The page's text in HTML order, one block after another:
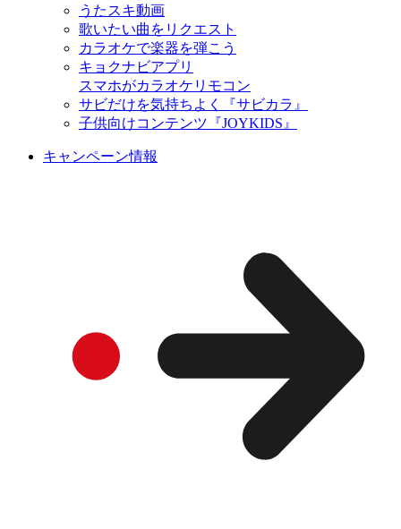
うたスキ動画
歌いたい曲をリクエスト
カラオケで楽器を弾こう
キョクナビアプリ
スマホがカラオケリモコン
サビだけを気持ちよく『サビカラ』
子供向けコンテンツ『JOYKIDS』
キャンペーン情報